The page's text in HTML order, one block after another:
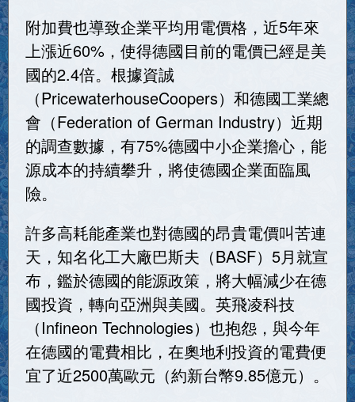
附加費也導致企業平均用電價格，近5年來
上漲近60%，使得德國目前的電價已經是美
國的2.4倍。根據資誠
（PricewaterhouseCoopers）和德國工業總
會（Federation of German Industry）近期
的調查數據，有75%德國中小企業擔心，能
源成本的持續攀升，將使德國企業面臨風
險。
許多高耗能產業也對德國的昂貴電價叫苦連
天，知名化工大廠巴斯夫（BASF）5月就宣
布，鑑於德國的能源政策，將大幅減少在德
國投資，轉向亞洲與美國。英飛凌科技
（Infineon Technologies）也抱怨，與今年
在德國的電費相比，在奧地利投資的電費便
宜了近2500萬歐元（約新台幣9.85億元）。